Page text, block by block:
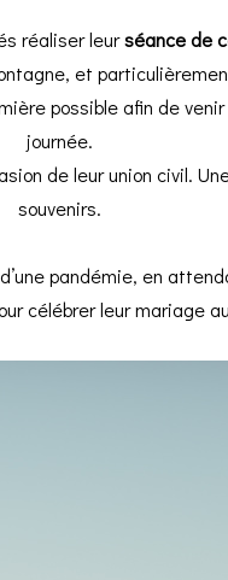
réaliser leurséance de
et
possible afin de
journée.
de leur union civil.
souvenirs.
pandémie, en
célébrer leur mariage au